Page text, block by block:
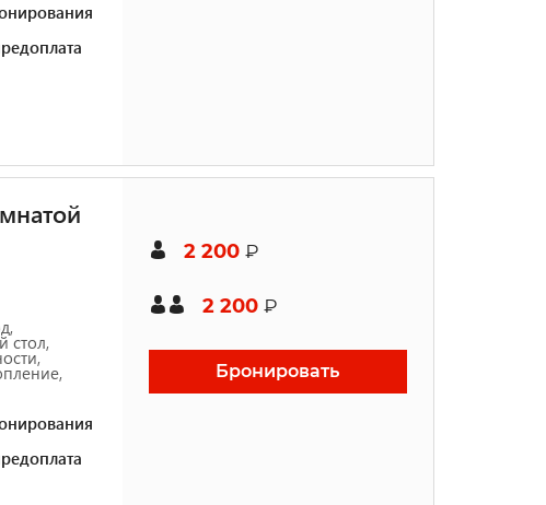
стол,
2 200 ₽
2 200 ₽
Бронировать